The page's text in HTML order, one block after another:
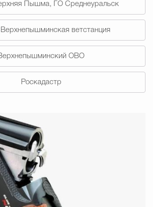
Общественная
Градостроительство и
Государственные организации
Пышма, ГО Среднеуральск
ветстанция
ОВО
Роскадастр